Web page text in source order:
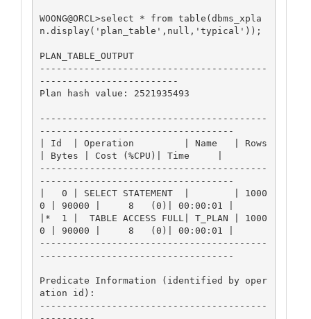
WOONG@ORCL>select * from table(dbms_xpla
n.display('plan_table',null,'typical'));
PLAN_TABLE_OUTPUT
-----------------------------------------
-------------------------
Plan hash value: 2521935493
-----------------------------------------
-----------------------------------
| Id  | Operation         | Name   | Rows
| Bytes | Cost (%CPU)| Time     |
-----------------------------------------
-----------------------------------
|   0 | SELECT STATEMENT  |        | 1000
0 | 90000 |     8   (0)| 00:00:01 |
|*  1 |  TABLE ACCESS FULL| T_PLAN | 1000
0 | 90000 |     8   (0)| 00:00:01 |
-----------------------------------------
-----------------------------------
Predicate Information (identified by oper
ation id):
-----------------------------------------